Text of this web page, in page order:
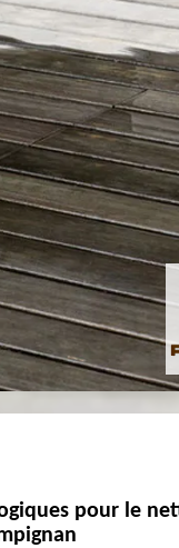
pour le